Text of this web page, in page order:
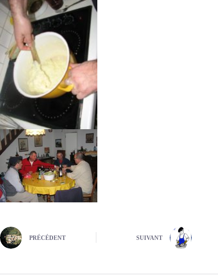
PRÉCÉDENT SUIVANT